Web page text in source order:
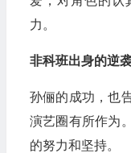
力。
非科班出身的逆
孙俪的成功，也
演艺圈有所作为
的努力和坚持。